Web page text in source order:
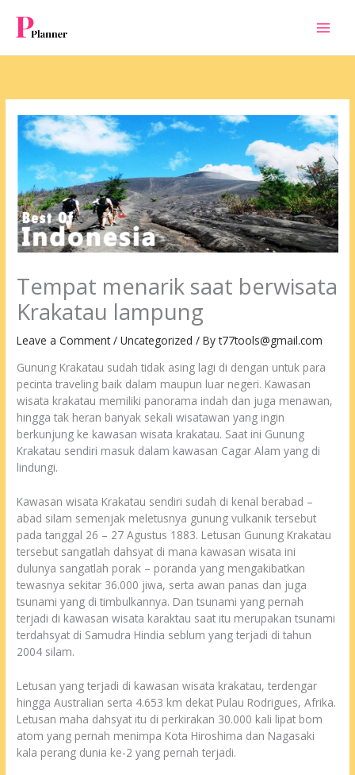
content
Tempat menarik saat berwisata
Krakatau lampung
Leave a Comment /Uncategorized / Byt77tools@gmail.com
Gunung Krakatau sudah tidak asing lagi di dengan untuk para
pecinta traveling baik dalam maupun luar negeri. Kawasan
wisata krakatau memiliki panorama indah dan juga menawan,
hingga tak heran banyak sekali wisatawan yang ingin
berkunjung ke kawasan wisata krakatau. Saat ini Gunung
Krakatau sendiri masuk dalam kawasan Cagar Alam yang di
lindungi.
Kawasan wisata Krakatau sendiri sudah di kenal berabad –
abad silam semenjak meletusnya gunung vulkanik tersebut
pada tanggal 26 – 27 Agustus 1883. Letusan Gunung Krakatau
tersebut sangatlah dahsyat di mana kawasan wisata ini
dulunya sangatlah porak – poranda yang mengakibatkan
tewasnya sekitar 36.000 jiwa, serta awan panas dan juga
tsunami yang di timbulkannya. Dan tsunami yang pernah
terjadi di kawasan wisata karaktau saat itu merupakan tsunami
terdahsyat di Samudra Hindia seblum yang terjadi di tahun
2004 silam.
Letusan yang terjadi di kawasan wisata krakatau, terdengar
hingga Australian serta 4.653 km dekat Pulau Rodrigues, Afrika.
Letusan maha dahsyat itu di perkirakan 30.000 kali lipat bom
atom yang pernah menimpa Kota Hiroshima dan Nagasaki
kala perang dunia ke-2 yang pernah terjadi.